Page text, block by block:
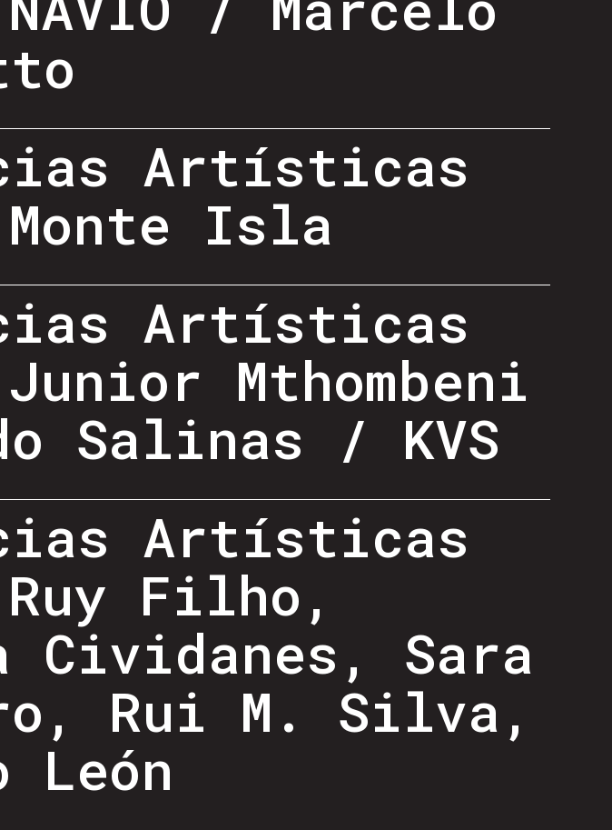
Artísticas
Isla
Artísticas
Mthombeni
Salinas / KVS
Artísticas
Filho,
Sara
Rui M. Silva,
León